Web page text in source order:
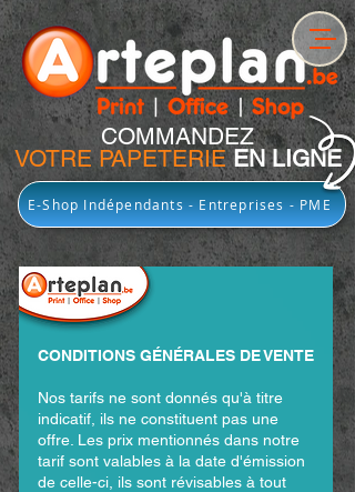
E-Shop Indépendants - Entreprises - PME
COMMANDEZ
VOTRE PAPETERIE EN LIGNE
CONDITIONS GÉNÉRALES DE VENTE
Nos tarifs ne sont donnés qu'à titre
indicatif, ils ne constituent pas une
offre. Les prix mentionnés dans notre
tarif sont valables à la date d'émission
de celle-ci, ils sont révisables à tout